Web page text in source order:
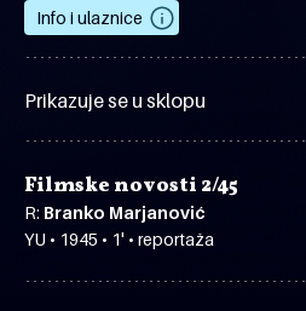
Info i ulaznice
Prikazuje se u sklopu
Filmske novosti 2/45
R: Branko Marjanović
YU • 1945 • 1' • reportaža